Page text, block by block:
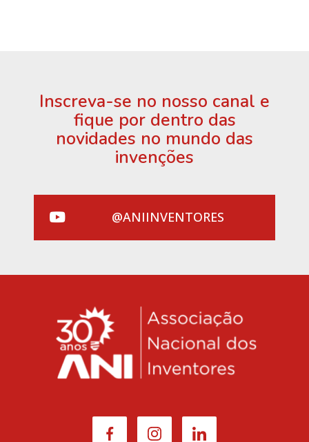
Inscreva-se no nosso canal e
fique por dentro das
novidades no mundo das
invenções
@ANIINVENTORES